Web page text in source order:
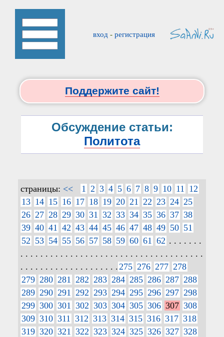
вход - регистрация
Поддержите сайт!
Обсуждение статьи:
Политота
страницы: << 1 2 3 4 5 6 7 8 9 10 11
12
13 14 15 16 17 18 19 20 21 22 23 24 25
26 27 28 29 30 31 32 33 34 35 36 37 38
39 40 41 42 43 44 45 46 47 48 49 50 51
52 53 54 55 56 57 58 59 60 61 62 . . . . . . .
. . . . . . . . . . . . . . . . . . . . . . . . . . . . . . . . . . . . .
. . . . . . . . . . . . . . . . . . . . 275 276 277 278
279 280 281 282 283 284 285 286 287 288
289 290 291 292 293 294 295 296 297 298
299 300 301 302 303 304 305 306 307 308
309 310 311 312 313 314 315 316 317 318
319 320 321 322 323 324 325 326 327 328